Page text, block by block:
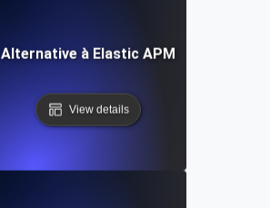
Alternative à Elastic APM
View details